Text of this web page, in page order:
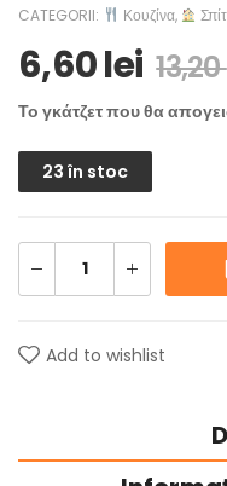
CATEGORII:
Κουζίνα,
6,60lei 13,20
Το γκάτζετ που θα
23 în stoc
Add to wishlist